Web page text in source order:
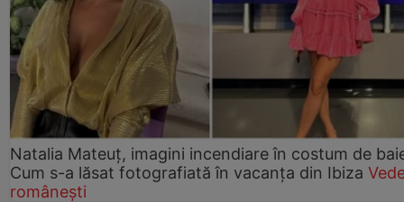
Natalia Mateuț, imagini incendiare în costum de
Cum s-a lăsat fotografiată în vacanța din Ibiza
românești